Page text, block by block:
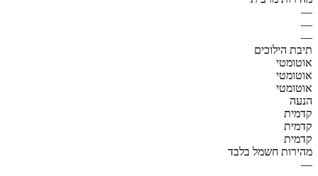
—
—
—
תיבת הילוכים
אוטומטי
אוטומטי
אוטומטי
הנעה
קדמית
קדמית
קדמית
מהירות חשמל בלבד
—